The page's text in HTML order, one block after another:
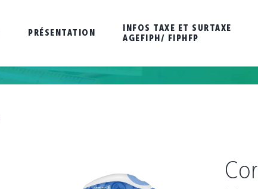
PRÉSENTATION
INFOS TAXE ET SURTAXE
AGEFIPH/ FIPHFP